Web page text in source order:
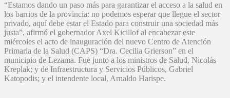
“Estamos dando un paso más para garantizar el acceso a la salud en
los barrios de la provincia: no podemos esperar que llegue el sector
privado, aquí debe estar el Estado para construir una sociedad más
justa”, afirmó el gobernador Axel Kicillof al encabezar este
miércoles el acto de inauguración del nuevo Centro de Atención
Primaria de la Salud (CAPS) “Dra. Cecilia Grierson” en el
municipio de Lezama. Fue junto a los ministros de Salud, Nicolás
Kreplak; y de Infraestructura y Servicios Públicos, Gabriel
Katopodis; y el intendente local, Arnaldo Harispe.